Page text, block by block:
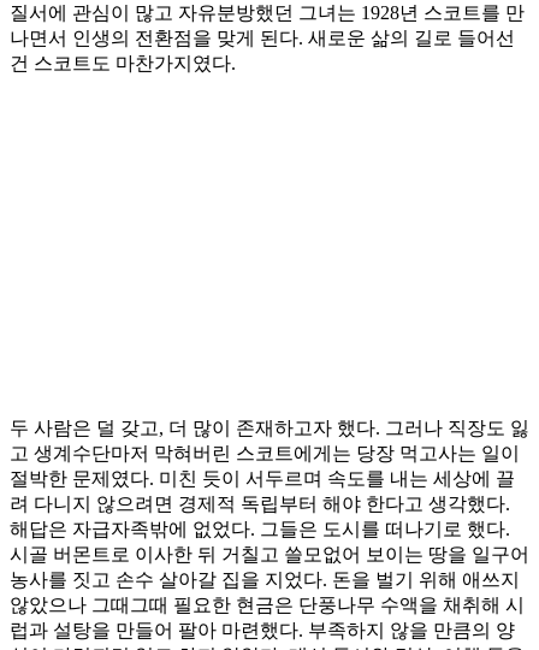
질서에 관심이 많고 자유분방했던 그녀는 1928년 스코트를 만
나면서 인생의 전환점을 맞게 된다. 새로운 삶의 길로 들어선
건 스코트도 마찬가지였다.
두 사람은 덜 갖고, 더 많이 존재하고자 했다. 그러나 직장도 잃
고 생계수단마저 막혀버린 스코트에게는 당장 먹고사는 일이
절박한 문제였다. 미친 듯이 서두르며 속도를 내는 세상에 끌
려 다니지 않으려면 경제적 독립부터 해야 한다고 생각했다.
해답은 자급자족밖에 없었다. 그들은 도시를 떠나기로 했다.
시골 버몬트로 이사한 뒤 거칠고 쓸모없어 보이는 땅을 일구어
농사를 짓고 손수 살아갈 집을 지었다. 돈을 벌기 위해 애쓰지
않았으나 그때그때 필요한 현금은 단풍나무 수액을 채취해 시
럽과 설탕을 만들어 팔아 마련했다. 부족하지 않을 만큼의 양